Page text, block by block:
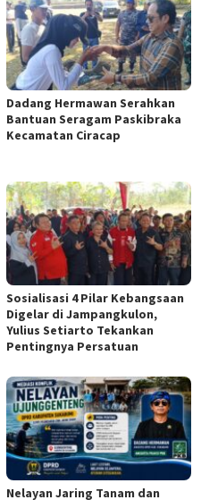
Dadang Hermawan Serahkan
Bantuan Seragam Paskibraka
Kecamatan Ciracap
Sosialisasi 4 Pilar Kebangsaan
Digelar di Jampangkulon,
Yulius Setiarto Tekankan
Pentingnya Persatuan
Nelayan Jaring Tanam dan